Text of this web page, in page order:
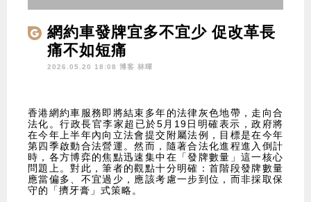
網約車發牌宜多不宜少 促改革長
痛不如短痛
2026.05.20 18:08 博客 林暉
香港網約車服務即將結束多年的法律灰色地帶，走向合
法化。行政長官李家超已於5月19日明確表示，政府將
在今年上半年內向立法會提交附屬法例，目標是在今年
第四季啟動合法營運。然而，隨著合法化進程進入倒計
時，各方博弈的焦點迅速集中在「發牌數量」這一核心
問題上。對此，筆者的觀點十分明確：首階段發牌數量
應當偏多、不宜過少，應該考慮一步到位，而非採取保
守的「擠牙膏」式策略。